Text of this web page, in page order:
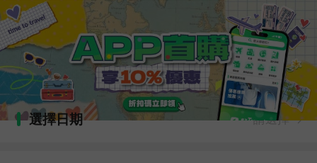
選擇日期 請選擇